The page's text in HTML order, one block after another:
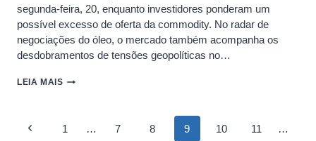
segunda-feira, 20, enquanto investidores ponderam um
possível excesso de oferta da commodity. No radar de
negociações do óleo, o mercado também acompanha os
desdobramentos de tensões geopolíticas no…
LEIA MAIS PETRÓLEO
COM
Page
Previous1 … 7 8 9 10 11 …